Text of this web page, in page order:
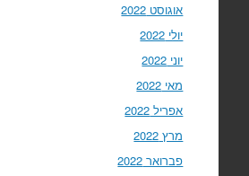
אוגוסט 2022
יולי 2022
יוני 2022
מאי 2022
אפריל 2022
מרץ 2022
פברואר 2022